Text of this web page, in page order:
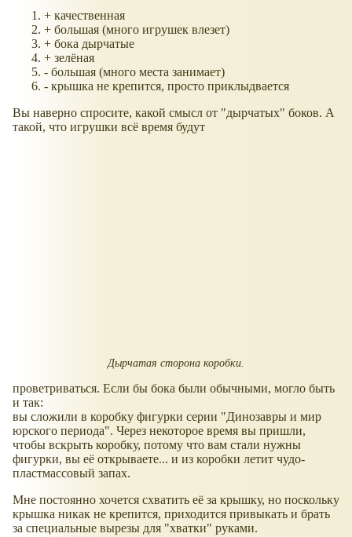
+ качественная
+ большая (много игрушек влезет)
+ бока дырчатые
+ зелёная
- большая (много места занимает)
- крышка не крепится, просто приклыдвается
Вы наверно спросите, какой смысл от "дырчатых" боков. А
такой, что игрушки всё время будут
Дырчатая сторона коробки.
проветриваться. Если бы бока были обычными, могло быть
и так:
вы сложили в коробку фигурки серии "Динозавры и мир
юрского периода". Через некоторое время вы пришли,
чтобы вскрыть коробку, потому что вам стали нужны
фигурки, вы её открываете... и из коробки летит чудо-
пластмассовый запах.
Мне постоянно хочется схватить её за крышку, но поскольку
крышка никак не крепится, приходится привыкать и брать
за специальные вырезы для "хватки" руками.